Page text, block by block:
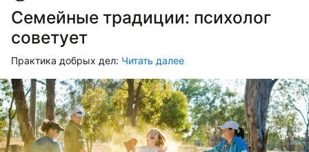
Семейные традиции: психолог
советует
Практика добрых дел: Читать далее